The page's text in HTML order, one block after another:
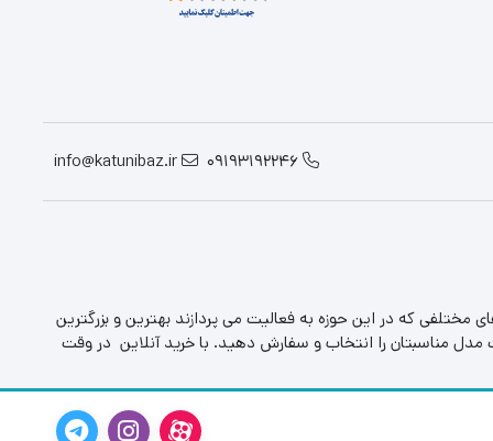
09193192246
info@katunibaz.ir
که در این حوزه به فعالیت می پردازند بهترین و بزرگترین
مناسبتان را انتخاب و سفارش دهید. با خرید آنلاین در وقت